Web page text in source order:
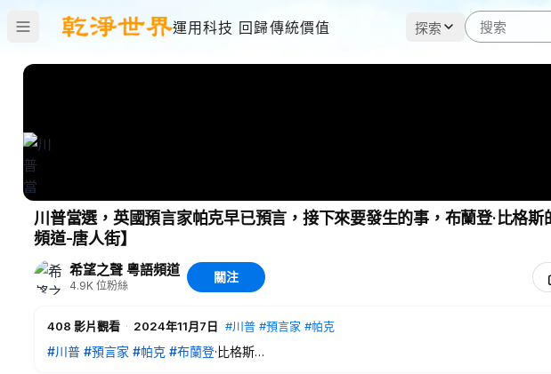
運用科技 回歸傳統價值 探索
川普當選，英國預言家帕克早已預言，接下來要發生的事，布蘭登·比格
頻道-唐人街】
希望之聲 粵語頻道
4.9K 位粉絲
關注
408 影片觀看 · 2024年11月7日 #川普 #預言家 #帕克
#川普 #預言家 #帕克 #布蘭登·比格斯